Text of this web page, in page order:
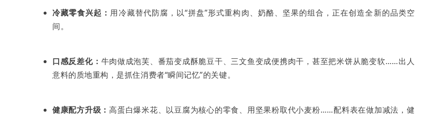
冷藏零食兴起： 用冷藏替代防腐，以“拼盘”形式重构肉、奶酪、坚果的组合，正在创造全新的品类空
间。
口感反差化： 牛肉做成泡芙、番茄变成酥脆豆干、三文鱼变成便携肉干，甚至把米饼从脆变软……出人
意料的质地重构，是抓住消费者“瞬间记忆”的关键。
健康配方升级：高蛋白爆米花、以豆腐为核心的零食、用坚果粉取代小麦粉……配料表在做加减法，健